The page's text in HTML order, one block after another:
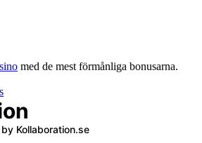
med de mest förmånliga bonusarna.
Kollaboration.se